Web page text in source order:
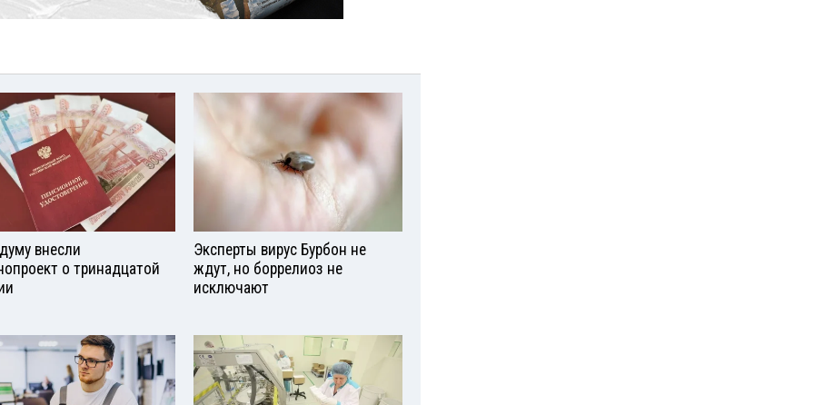
внесли
о тринадцатой
Эксперты вирус Бурбон не
ждут, но боррелиоз не
исключают